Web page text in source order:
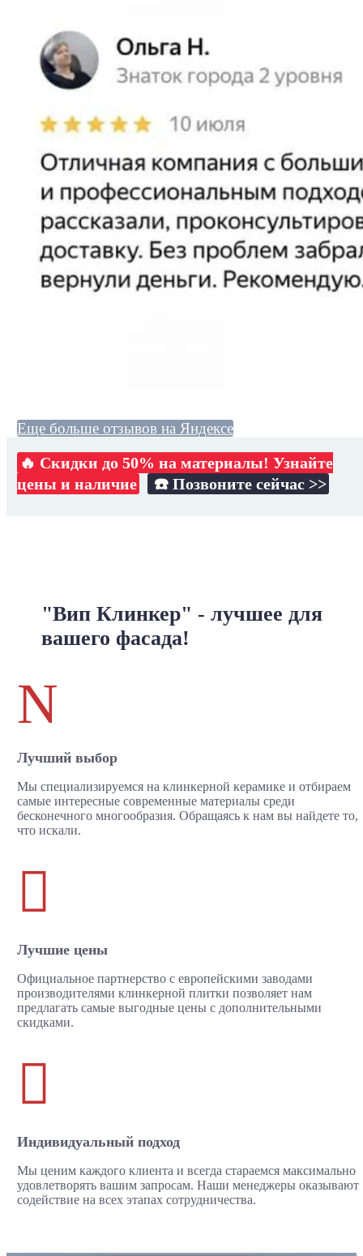
Еще больше отзывов на Яндексе
🔥 Скидки до 50% на материалы! Узнайте
цены и наличие
☎️ Позвоните сейчас >>
"Вип Клинкер" - лучшее для
вашего фасада!
N
Лучший выбор
Мы специализируемся на клинкерной керамике и отбираем
самые интересные современные материалы среди
бесконечного многообразия. Обращаясь к нам вы найдете то,
что искали.

Лучшие цены
Официальное партнерство с европейскими заводами
производителями клинкерной плитки позволяет нам
предлагать самые выгодные цены с дополнительными
скидками.

Индивидуальный подход
Мы ценим каждого клиента и всегда стараемся максимально
удовлетворять вашим запросам. Наши менеджеры оказывают
содействие на всех этапах сотрудничества.